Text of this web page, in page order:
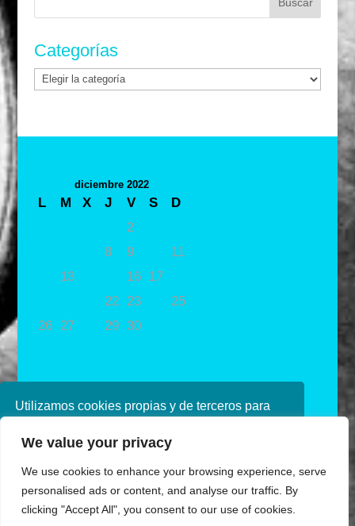
Utilizamos cookies propias y de terceros para
navegando, consideramos que acepta su uso.
política de cookies consulte nuestra
Política de
privacidad
We value your privacy
We use cookies to enhance your browsing experience, serve
personalised ads or content, and analyse our traffic. By
clicking "Accept All", you consent to our use of cookies.
Categorías
Categorías
diciembre 2022
L M X J V S
D
2
8 9
11
13 16 17
22 23
25
26
27 29 30